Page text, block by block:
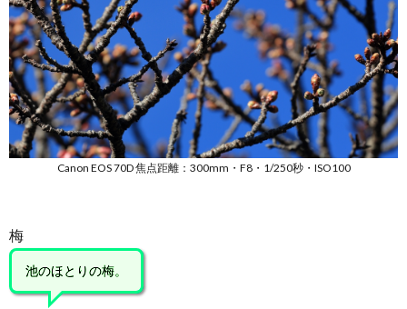
Canon EOS 70D 焦点距離：300mm・F8・1/250秒・ISO100
梅
池のほとりの梅。